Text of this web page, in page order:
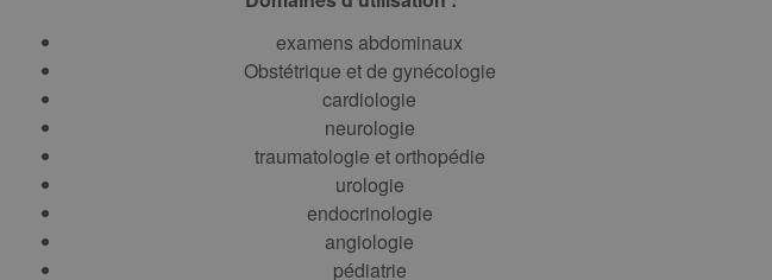
examens abdominaux
Obstétrique et de gynécologie
cardiologie
neurologie
traumatologie et orthopédie
urologie
endocrinologie
angiologie
pédiatrie